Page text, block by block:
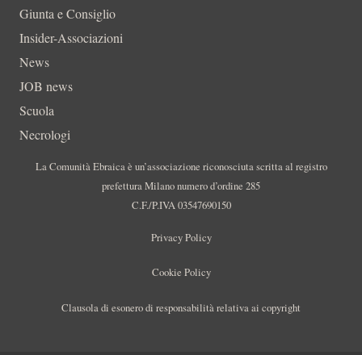
Giunta e Consiglio
Insider-Associazioni
News
JOB news
Scuola
Necrologi
La Comunità Ebraica è un’associazione riconosciuta scritta al registro
prefettura Milano numero d’ordine 285
C.F./P.IVA 03547690150
Privacy Policy
Cookie Policy
Clausola di esonero di responsabilità relativa ai copyright